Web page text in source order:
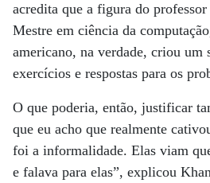
acredita que a figura do
Mestre em ciência da
americano, na verdade, criou um
exercícios e respostas para os
O que poderia, então, justificar
que eu acho que realmente
foi a informalidade. Elas viam
e falava para elas”, explicou